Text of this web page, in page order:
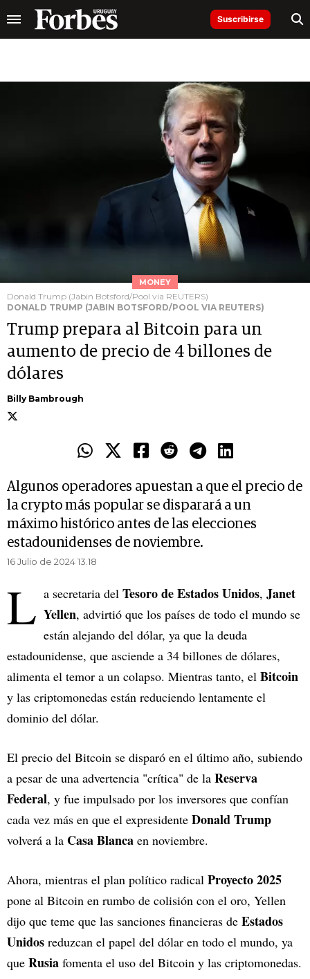
Suscribirse
MONEY
Donald Trump (Jabin Botsford/Pool via REUTERS)
DONALD TRUMP (JABIN BOTSFORD/POOL VIA REUTERS)
Trump prepara al Bitcoin para un
aumento de precio de 4 billones de
dólares
Billy Bambrough
Algunos operadores apuestan a que el precio de
la crypto más popular se disparará a un
máximo histórico antes de las elecciones
estadounidenses de noviembre.
16 Julio de 2024 13.18
L a secretaria del Tesoro de Estados Unidos, Janet
Yellen, advirtió que los países de todo el mundo se
están alejando del dólar, ya que la deuda
estadounidense, que asciende a 34 billones de dólares,
alimenta el temor a un colapso. Mientras tanto, el Bitcoin
y las criptomonedas están reduciendo lentamente el
dominio del dólar.
El precio del Bitcoin se disparó en el último año, subiendo
a pesar de una advertencia "crítica" de la Reserva
Federal, y fue impulsado por los inversores que confían
cada vez más en que el expresidente Donald Trump
volverá a la Casa Blanca en noviembre.
Ahora, mientras el plan político radical Proyecto 2025
pone al Bitcoin en rumbo de colisión con el oro, Yellen
dijo que teme que las sanciones financieras de Estados
Unidos reduzcan el papel del dólar en todo el mundo, ya
que Rusia fomenta el uso del Bitcoin y las criptomonedas.